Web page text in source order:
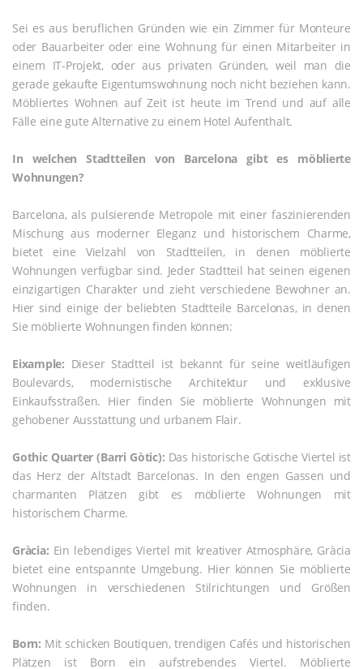
Sei es aus beruflichen Gründen wie ein Zimmer für Monteure
oder Bauarbeiter oder eine Wohnung für einen Mitarbeiter in
einem IT-Projekt, oder aus privaten Gründen, weil man die
gerade gekaufte Eigentumswohnung noch nicht beziehen kann.
Möbliertes Wohnen auf Zeit ist heute im Trend und auf alle
Fälle eine gute Alternative zu einem Hotel Aufenthalt.
In welchen Stadtteilen von Barcelona gibt es möblierte
Wohnungen?
Barcelona, als pulsierende Metropole mit einer faszinierenden
Mischung aus moderner Eleganz und historischem Charme,
bietet eine Vielzahl von Stadtteilen, in denen möblierte
Wohnungen verfügbar sind. Jeder Stadtteil hat seinen eigenen
einzigartigen Charakter und zieht verschiedene Bewohner an.
Hier sind einige der beliebten Stadtteile Barcelonas, in denen
Sie möblierte Wohnungen finden können:
Eixample: Dieser Stadtteil ist bekannt für seine weitläufigen
Boulevards, modernistische Architektur und exklusive
Einkaufsstraßen. Hier finden Sie möblierte Wohnungen mit
gehobener Ausstattung und urbanem Flair.
Gothic Quarter (Barri Gòtic): Das historische Gotische Viertel ist
das Herz der Altstadt Barcelonas. In den engen Gassen und
charmanten Plätzen gibt es möblierte Wohnungen mit
historischem Charme.
Gràcia: Ein lebendiges Viertel mit kreativer Atmosphäre, Gràcia
bietet eine entspannte Umgebung. Hier können Sie möblierte
Wohnungen in verschiedenen Stilrichtungen und Größen
finden.
Born: Mit schicken Boutiquen, trendigen Cafés und historischen
Plätzen ist Born ein aufstrebendes Viertel. Möblierte